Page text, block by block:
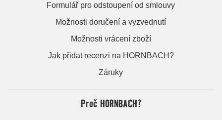
Formulář pro odstoupení od smlouvy
Možnosti doručení a vyzvednutí
Možnosti vrácení zboží
Jak přidat recenzi na HORNBACH?
Záruky
Proč HORNBACH?